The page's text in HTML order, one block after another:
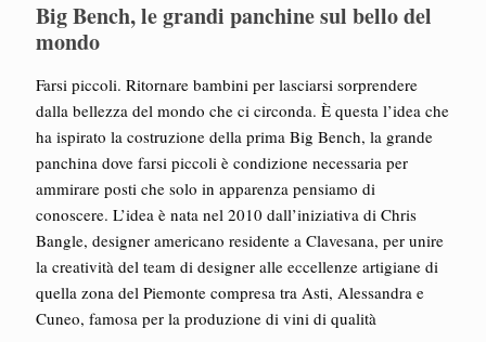
Big Bench, le grandi panchine sul bello del
mondo
Farsi piccoli. Ritornare bambini per lasciarsi sorprendere
dalla bellezza del mondo che ci circonda. È questa l’idea che
ha ispirato la costruzione della prima Big Bench, la grande
panchina dove farsi piccoli è condizione necessaria per
ammirare posti che solo in apparenza pensiamo di
conoscere. L’idea è nata nel 2010 dall’iniziativa di Chris
Bangle, designer americano residente a Clavesana, per unire
la creatività del team di designer alle eccellenze artigiane di
quella zona del Piemonte compresa tra Asti, Alessandra e
Cuneo, famosa per la produzione di vini di qualità